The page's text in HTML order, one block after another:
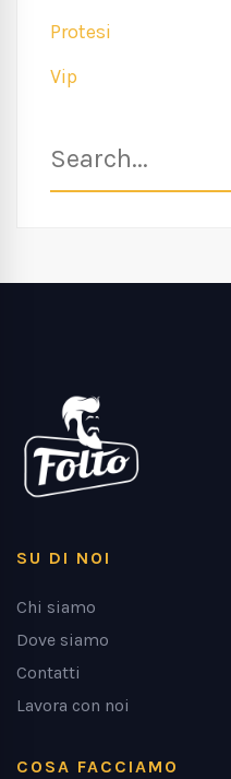
Protesi
Vip
SU DI NOI
Chi siamo
Dove siamo
Contatti
Lavora con noi
COSA FACCIAMO